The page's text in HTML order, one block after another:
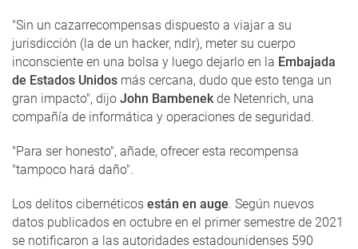
"Sin un cazarrecompensas dispuesto a viajar a su
jurisdicción (la de un hacker, ndlr), meter su cuerpo
inconsciente en una bolsa y luego dejarlo en la Embajada
de Estados Unidos más cercana, dudo que esto tenga un
gran impacto", dijo John Bambenekde Netenrich, una
compañía de informática y operaciones de seguridad.
"Para ser honesto", añade, ofrecer esta recompensa
"tampoco hará daño".
Los delitos cibernéticos están en auge. Según nuevos
datos publicados en octubre en el primer semestre de 2021
se notificaron a las autoridades estadounidenses 590